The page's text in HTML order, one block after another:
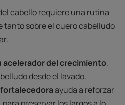
cabello requiere una rutina
tanto sobre el cuero cabelludo
acelerador del crecimiento,
desde el lavado.
ayuda a reforzar